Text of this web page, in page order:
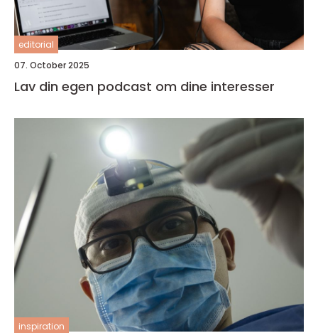
editorial
07. October 2025
Lav din egen podcast om dine interesser
inspiration